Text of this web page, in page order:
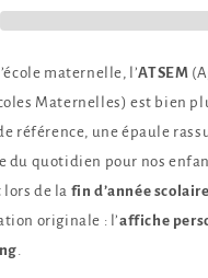
Photo
Cadeau
d&#39;Année
Scolaire
maternelle, l’ATSEM
Maternelles) est bien
référence, une épaule
du quotidien pour nos
lors de la fin d’année scolaire
originale : l’affiche
.